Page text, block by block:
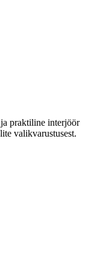
praktiline interjöör
valikvarustusest.